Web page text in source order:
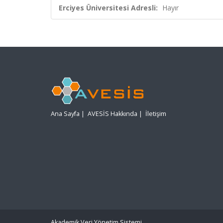
Erciyes Üniversitesi Adresli: Hayır
Ana Sayfa | AVESİS Hakkında | İletişim